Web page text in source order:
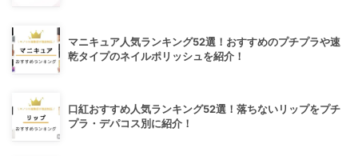
マニキュア人気ランキング52選！おすすめのプチプラや速
乾タイプのネイルポリッシュを紹介！
口紅おすすめ人気ランキング52選！落ちないリップをプチ
プラ・デパコス別に紹介！